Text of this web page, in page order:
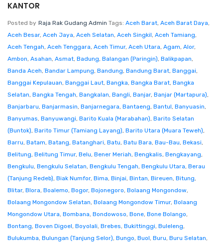
KANTOR
Posted by Raja Rak Gudang Admin Tags: Aceh Barat, Aceh Barat Daya,
Aceh Besar, Aceh Jaya, Aceh Selatan, Aceh Singkil, Aceh Tamiang,
Aceh Tengah, Aceh Tenggara, Aceh Timur, Aceh Utara, Agam, Alor,
Ambon, Asahan, Asmat, Badung, Balangan (Paringin), Balikpapan,
Banda Aceh, Bandar Lampung, Bandung, Bandung Barat, Banggai,
Banggai Kepulauan, Banggai Laut, Bangka, Bangka Barat, Bangka
Selatan, Bangka Tengah, Bangkalan, Bangli, Banjar, Banjar (Martapura),
Banjarbaru, Banjarmasin, Banjarnegara, Bantaeng, Bantul, Banyuasin,
Banyumas, Banyuwangi, Barito Kuala (Marabahan), Barito Selatan
(Buntok), Barito Timur (Tamiang Layang), Barito Utara (Muara Teweh),
Barru, Batam, Batang, Batanghari, Batu, Batu Bara, Bau-Bau, Bekasi,
Belitung, Belitung Timur, Belu, Bener Meriah, Bengkalis, Bengkayang,
Bengkulu, Bengkulu Selatan, Bengkulu Tengah, Bengkulu Utara, Berau
(Tanjung Redeb), Biak Numfor, Bima, Binjai, Bintan, Bireuen, Bitung,
Blitar, Blora, Boalemo, Bogor, Bojonegoro, Bolaang Mongondow,
Bolaang Mongondow Selatan, Bolaang Mongondow Timur, Bolaang
Mongondow Utara, Bombana, Bondowoso, Bone, Bone Bolango,
Bontang, Boven Digoel, Boyolali, Brebes, Bukittinggi, Buleleng,
Bulukumba, Bulungan (Tanjung Selor), Bungo, Buol, Buru, Buru Selatan,